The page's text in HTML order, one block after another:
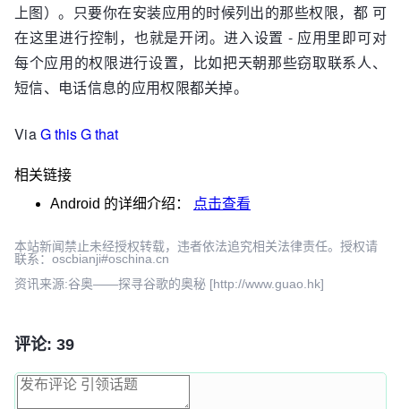
上图）。只要你在安装应用的时候列出的那些权限，都 可
在这里进行控制，也就是开闭。进入设置 - 应用里即可对
每个应用的权限进行设置，比如把天朝那些窃取联系人、
短信、电话信息的应用权限都关掉。
ViaG this G that
相关链接
Android 的详细介绍： 点击查看
本站新闻禁止未经授权转载，违者依法追究相关法律责任。授权请
联系：oscbianji#oschina.cn
资讯来源:谷奥——探寻谷歌的奥秘 [http://www.guao.hk]
评论: 39